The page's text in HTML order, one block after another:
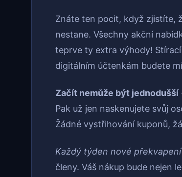
Znáte ten pocit, když zjistíte,
nestane. Všechny akční
teprve ty extra výhody!
digitálním účtenkám budete
Začít nemůže být jednodušší
Pak už jen naskenujete svůj
Žádné vystřihování kuponů,
Každý týden nové překvapení
členy. Váš nákup bude nejen